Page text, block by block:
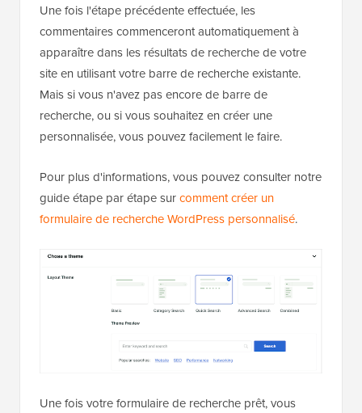
Une fois l'étape précédente effectuée, les
commentaires commenceront automatiquement à
apparaître dans les résultats de recherche de votre
site en utilisant votre barre de recherche existante.
Mais si vous n'avez pas encore de barre de
recherche, ou si vous souhaitez en créer une
personnalisée, vous pouvez facilement le faire.
Pour plus d'informations, vous pouvez consulter notre
guide étape par étape surcomment créer un
formulaire de recherche WordPress personnalisé.
Une fois votre formulaire de recherche prêt, vous